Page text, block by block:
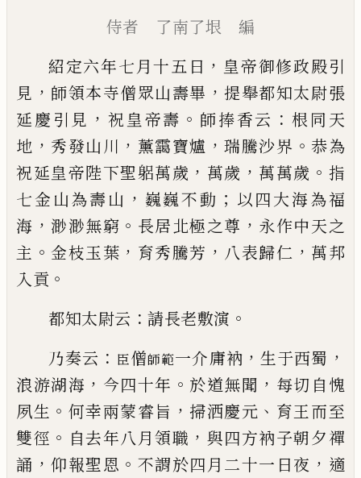
侍者 了南了垠 編
紹定六年七月十五日 ， 皇帝御修政殿引
見 ， 師領本寺僧眾山壽畢 ，提舉都知太尉張
延慶引見 ， 祝 皇帝壽 。 師捧香云 ： 根同天
地 ， 秀發山川 ， 薰靄寶爐 ，瑞騰沙界 。恭為
祝延皇帝陛下聖躳萬歲 ， 萬歲 ， 萬萬歲 。 指
七金山為壽山 ， 巍巍不動 ； 以四大海為福
海 ， 渺渺無窮 。 長居北極之尊 ， 永作中天之
主 。 金枝玉葉 ， 育秀騰芳 ， 八表歸仁 ， 萬邦
入貢 。
都知太尉云 ： 請長老敷演 。
乃奏云 ： 臣僧師範一介庸衲 ， 生于西蜀 ，
浪游湖海 ， 今四十年 。 於道無聞 ， 每切自愧
夙生 。 何幸兩蒙睿旨 ，掃洒慶元 、 育王而至
雙徑 。 自去年八月領職 ， 與四方衲子朝夕禪
誦 ，仰報聖恩 。 不謂於四月二十一日夜 ， 適